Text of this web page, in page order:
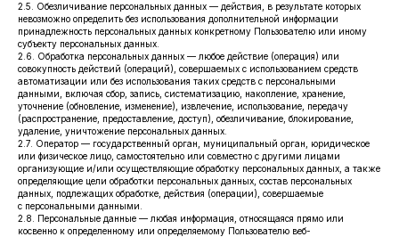
2.5. Обезличивание персональных данных — действия, в результате которых
невозможно определить без использования дополнительной информации
принадлежность персональных данных конкретному Пользователю или иному
субъекту персональных данных.
2.6. Обработка персональных данных — любое действие (операция) или
совокупность действий (операций), совершаемых с использованием средств
автоматизации или без использования таких средств с персональными
данными, включая сбор, запись, систематизацию, накопление, хранение,
уточнение (обновление, изменение), извлечение, использование, передачу
(распространение, предоставление, доступ), обезличивание, блокирование,
удаление, уничтожение персональных данных.
2.7. Оператор — государственный орган, муниципальный орган, юридическое
или физическое лицо, самостоятельно или совместно с другими лицами
организующие и/или осуществляющие обработку персональных данных, а также
определяющие цели обработки персональных данных, состав персональных
данных, подлежащих обработке, действия (операции), совершаемые
с персональными данными.
2.8. Персональные данные — любая информация, относящаяся прямо или
косвенно к определенному или определяемому Пользователю веб-